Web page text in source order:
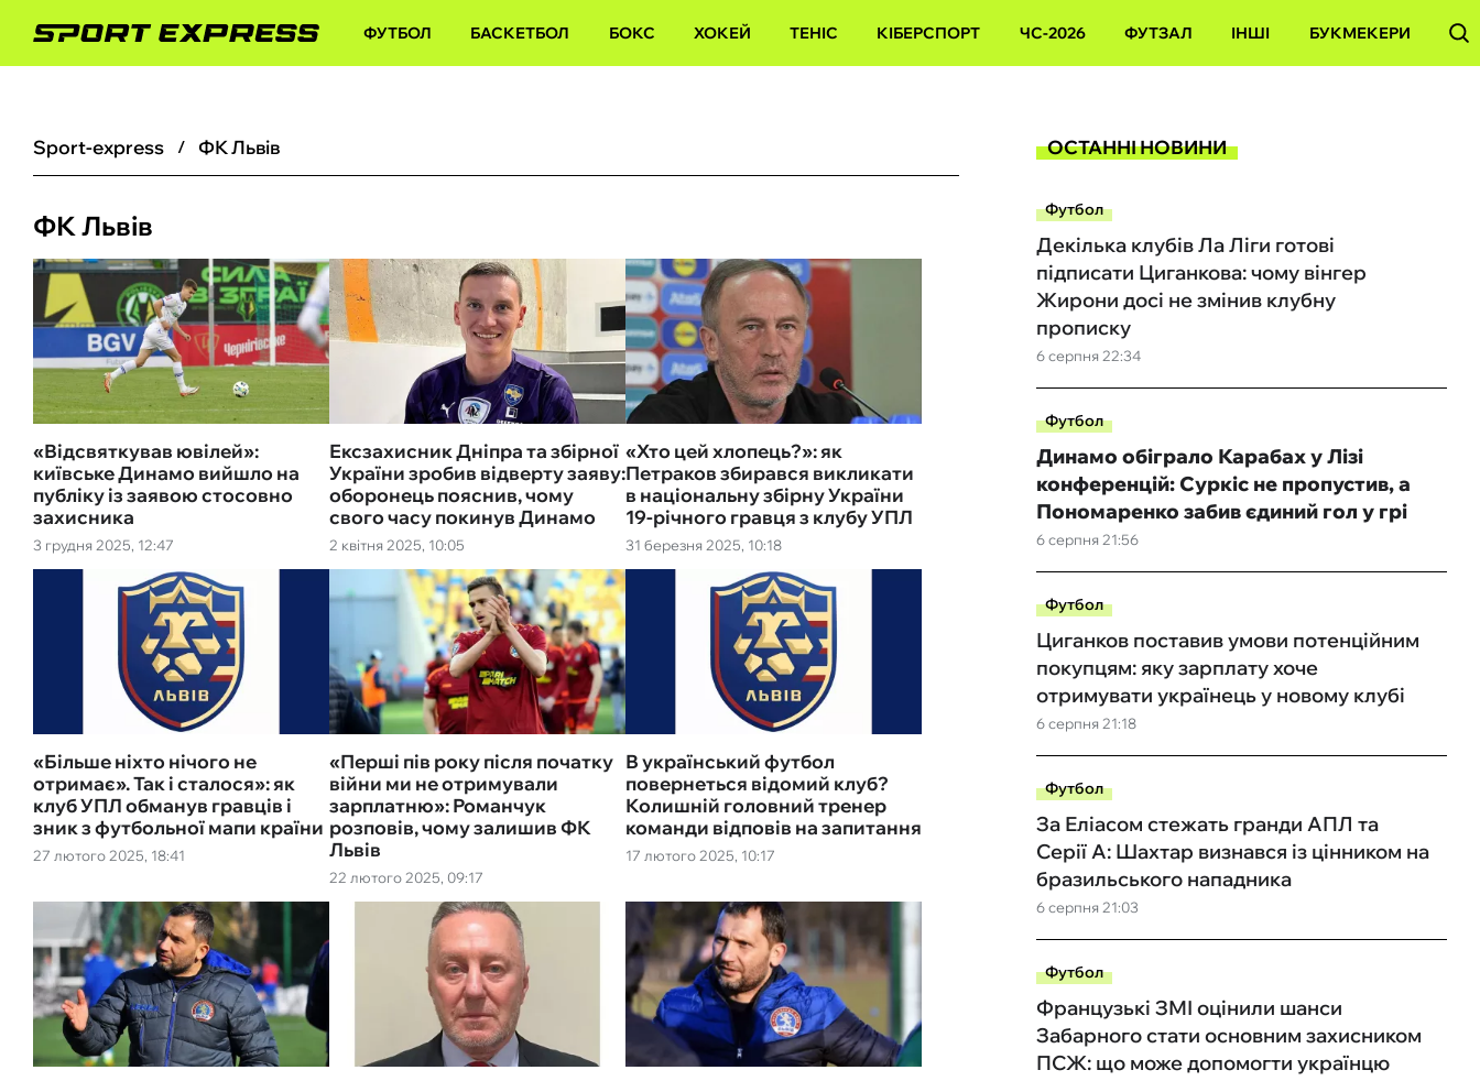
ФУТБОЛ БАСКЕТБОЛ БОКС ХОКЕЙ ТЕНІС КІБЕРСПОРТ ЧС-2026 ФУТЗАЛ ІНШІ БУКМЕКЕРИ
sport-express ФК Львів
ФК Львів
3 грудня 2025, 12:47
«Відсвяткував ювілей»:
київське Динамо вийшло на
публіку із заявою стосовно
захисника
2 квітня 2025, 10:05
Ексзахисник Дніпра та збірної
України зробив відверту заяву:
оборонець пояснив, чому
свого часу покинув Динамо
31 березня 2025, 10:18
«Хто цей хлопець?»: як
Петраков збирався викликати
в національну збірну України
19-річного гравця з клубу УПЛ
27 лютого 2025, 18:41
«Більше ніхто нічого не
отримає». Так і сталося»: як
клуб УПЛ обманув гравців і
зник з футбольної мапи країни
22 лютого 2025, 09:17
«Перші пів року після початку
війни ми не отримували
зарплатню»: Романчук
розповів, чому залишив ФК
Львів
17 лютого 2025, 10:17
В український футбол
повернеться відомий клуб?
Колишній головний тренер
команди відповів на запитання
ОСТАННІ НОВИНИ
Футбол
6 серпня 22:34
Декілька клубів Ла Ліги готові
підписати Циганкова: чому вінгер
Жирони досі не змінив клубну
прописку
Футбол
6 серпня 21:56
Динамо обіграло Карабах у Лізі
конференцій: Суркіс не пропустив, а
Пономаренко забив єдиний гол у грі
Футбол
6 серпня 21:18
Циганков поставив умови потенційним
покупцям: яку зарплату хоче
отримувати українець у новому клубі
Футбол
6 серпня 21:03
За Еліасом стежать гранди АПЛ та
Серії А: Шахтар визнався із цінником на
бразильського нападника
Футбол
Французькі ЗМІ оцінили шанси
Забарного стати основним захисником
ПСЖ: що може допомогти українцю